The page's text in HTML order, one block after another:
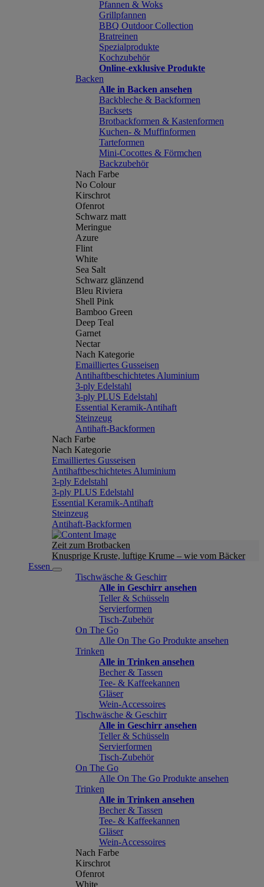
Pfannen & Woks
Grillpfannen
BBQ Outdoor Collection
Bratreinen
Spezialprodukte
Kochzubehör
Online-exklusive Produkte
Backen
Alle in Backen ansehen
Backbleche & Backformen
Backsets
Brotbackformen & Kastenformen
Kuchen- & Muffinformen
Tarteformen
Mini-Cocottes & Förmchen
Backzubehör
Nach Farbe
No Colour
Kirschrot
Ofenrot
Schwarz matt
Meringue
Azure
Flint
White
Sea Salt
Schwarz glänzend
Bleu Riviera
Shell Pink
Bamboo Green
Deep Teal
Garnet
Nectar
Nach Kategorie
Emailliertes Gusseisen
Antihaftbeschichtetes Aluminium
3-ply Edelstahl
3-ply PLUS Edelstahl
Essential Keramik-Antihaft
Steinzeug
Antihaft-Backformen
Nach Farbe
Nach Kategorie
Emailliertes Gusseisen
Antihaftbeschichtetes Aluminium
3-ply Edelstahl
3-ply PLUS Edelstahl
Essential Keramik-Antihaft
Steinzeug
Antihaft-Backformen
Zeit zum Brotbacken
Knusprige Kruste, luftige Krume – wie vom Bäcker
Essen
Tischwäsche & Geschirr
Alle in Geschirr ansehen
Teller & Schüsseln
Servierformen
Tisch-Zubehör
On The Go
Alle On The Go Produkte ansehen
Trinken
Alle in Trinken ansehen
Becher & Tassen
Tee- & Kaffeekannen
Gläser
Wein-Accessoires
Tischwäsche & Geschirr
Alle in Geschirr ansehen
Teller & Schüsseln
Servierformen
Tisch-Zubehör
On The Go
Alle On The Go Produkte ansehen
Trinken
Alle in Trinken ansehen
Becher & Tassen
Tee- & Kaffeekannen
Gläser
Wein-Accessoires
Nach Farbe
Kirschrot
Ofenrot
White